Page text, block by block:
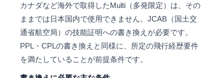
カナダなど海外で取得したMulti（多発限定）は、その
ままでは日本国内で使用できません。JCAB（国土交
通省航空局）の技能証明への書き換えが必要です。
PPL・CPLの書き換えと同様に、所定の飛行経歴要件
を満たしていることが前提条件です。